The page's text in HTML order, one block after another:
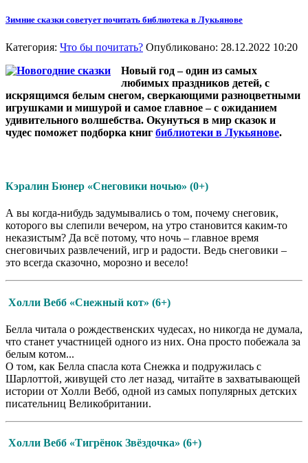
Зимние сказки советует почитать библиотека в Лукьянове
Категория: Что бы почитать? Опубликовано: 28.12.2022 10:20
Новый год – один из самых
любимых праздников детей, с
искрящимся белым снегом, сверкающими разноцветными
игрушками и мишурой и самое главное – с ожиданием
удивительного волшебства. Окунуться в мир сказок и
чудес поможет подборка книг библиотеки в Лукьянове.
Кэралин Бюнер «Снеговики ночью» (0+)
А вы когда-нибудь задумывались о том, почему снеговик,
которого вы слепили вечером, на утро становится каким-то
неказистым? Да всё потому, что ночь – главное время
снеговичьих развлечений, игр и радости. Ведь снеговики –
это всегда сказочно, морозно и весело!
Холли Вебб «Снежный кот» (6+)
Белла читала о рождественских чудесах, но никогда не думала,
что станет участницей одного из них. Она просто побежала за
белым котом...
О том, как Белла спасла кота Снежка и подружилась с
Шарлоттой, живущей сто лет назад, читайте в захватывающей
истории от Холли Вебб, одной из самых популярных детских
писательниц Великобритании.
Холли Вебб «Тигрёнок Звёздочка» (6+)